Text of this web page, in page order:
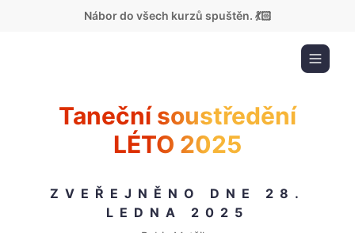
Nábor do všech kurzů spuštěn. 💃🏻
Taneční soustředění
LÉTO 2025
ZVEŘEJNĚNO DNE 28.
LEDNA 2025